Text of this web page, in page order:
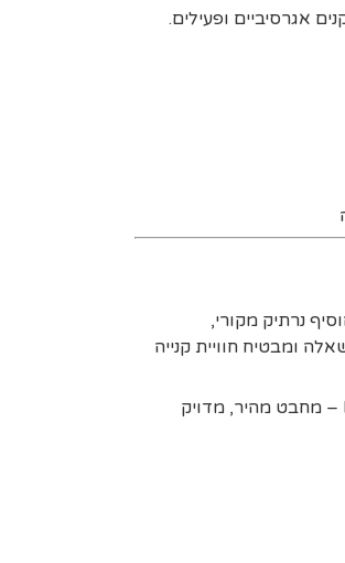
אגרסיביים ופעילים.
נרתיק מקורי,
ומבטיח חוויית קנייה
– מחבט מהיר, מדויק